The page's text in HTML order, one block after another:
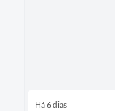
Há 6 dias